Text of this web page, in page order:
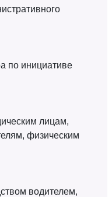
по инициативе
лицам,
физическим
водителем,